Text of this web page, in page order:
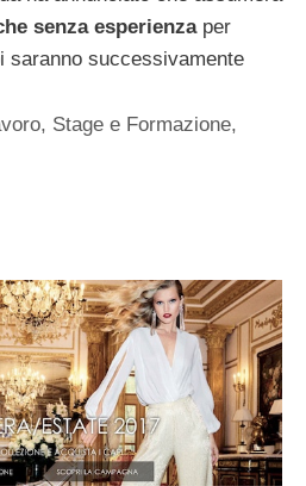
senza esperienzaper
saranno successivamente
, Stage e Formazione,